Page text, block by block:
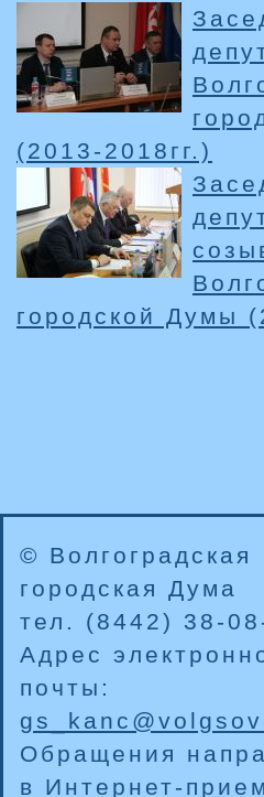
(2013-2018гг.)
городской Думы
© Волгоградская
городская Дума
тел. (8442) 38-
Адрес
почты:
Обращения
в Интернет-